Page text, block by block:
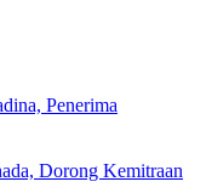
Penerima
Dorong Kemitraan